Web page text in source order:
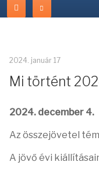
2024. január 17
Mi történt
2024. december 4.
Az összejövetel
A jövő évi